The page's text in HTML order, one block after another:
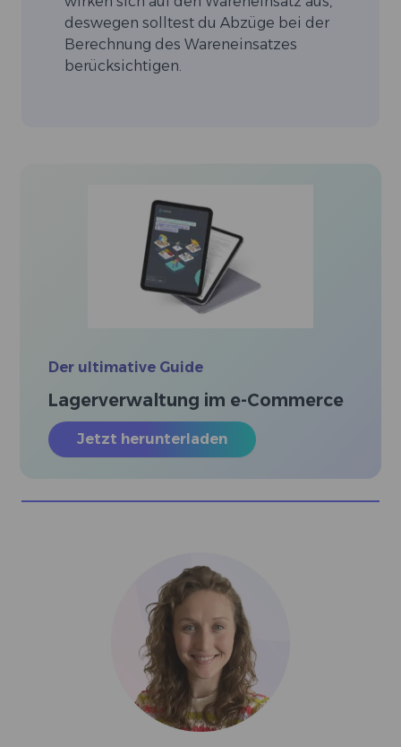
deswegen solltest du Abzüge bei der
Berechnung des Wareneinsatzes
berücksichtigen.
Der ultimative Guide
Lagerverwaltung im e-Commerce
Jetzt herunterladen